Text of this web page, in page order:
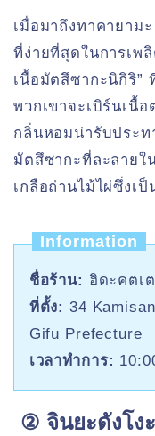
เมื่อมาถึงทาคายามะ
ที่ง่ายที่สุดในการเพ
เนื้อมัตสึซากะนิกิริ”
พวกเขาจะเบิร์นเนื้
กลิ่นหอมน่ารับประท
มัตสึซากะที่ละลายใ
เกลือถ่านไม้ไผ่ซึ่งเ
Information
ชื่อร้าน: ฮิดะคตเ
ที่ตั้ง: 34
Gifu Prefecture
เวลาทำการ:
② จินยะดังโง